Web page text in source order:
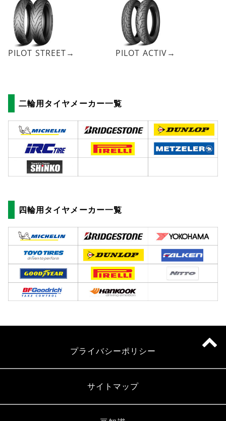
PILOT STREET→ PILOT ACTIV→
二輪用タイヤメーカー一覧
四輪用タイヤメーカー一覧
プライバシーポリシー
サイトマップ